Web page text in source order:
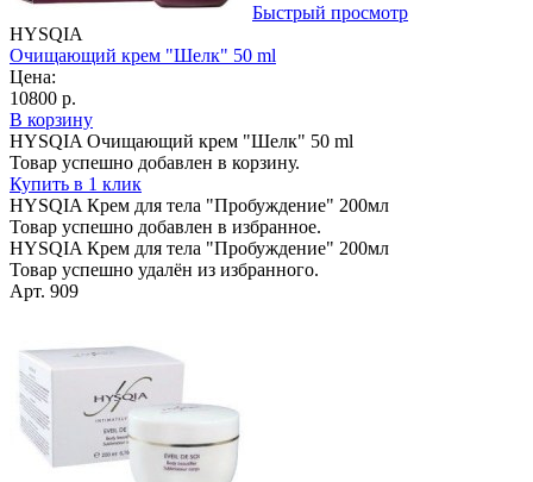
Быстрый просмотр
HYSQIA
Очищающий крем "Шелк" 50 ml
Цена:
10800 р.
В корзину
HYSQIA Очищающий крем "Шелк" 50 ml
Товар успешно добавлен в корзину.
Купить в 1 клик
HYSQIA Крем для тела "Пробуждение" 200мл
Товар успешно добавлен в избранное.
HYSQIA Крем для тела "Пробуждение" 200мл
Товар успешно удалён из избранного.
Арт. 909